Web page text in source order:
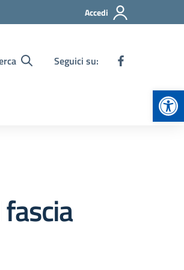
Accedi
Seguici su: